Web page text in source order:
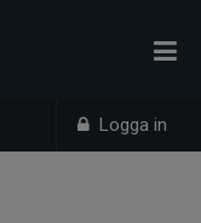
Logga in